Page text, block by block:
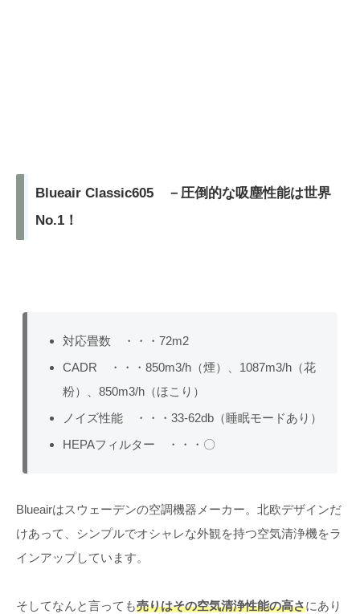
Blueair Classic605 －圧倒的な吸塵性能は世界
No.1！
対応畳数 ・・・72m2
CADR ・・・850m3/h（煙）、1087m3/h（花
粉）、850m3/h（ほこり）
ノイズ性能 ・・・33-62db（睡眠モードあり）
HEPAフィルター ・・・〇
Blueairはスウェーデンの空調機器メーカー。北欧デザインだ
けあって、シンプルでオシャレな外観を持つ空気清浄機をラ
インアップしています。
そしてなんと言っても売りはその空気清浄性能の高さにあり